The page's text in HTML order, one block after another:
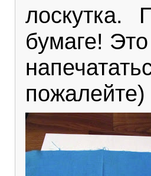
лоскутка.
бумаге!
пожалейте)